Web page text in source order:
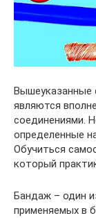
Вышеуказанные
являются
соединениями.
определенные
Обучиться
который
Бандаж – один
применяемых в